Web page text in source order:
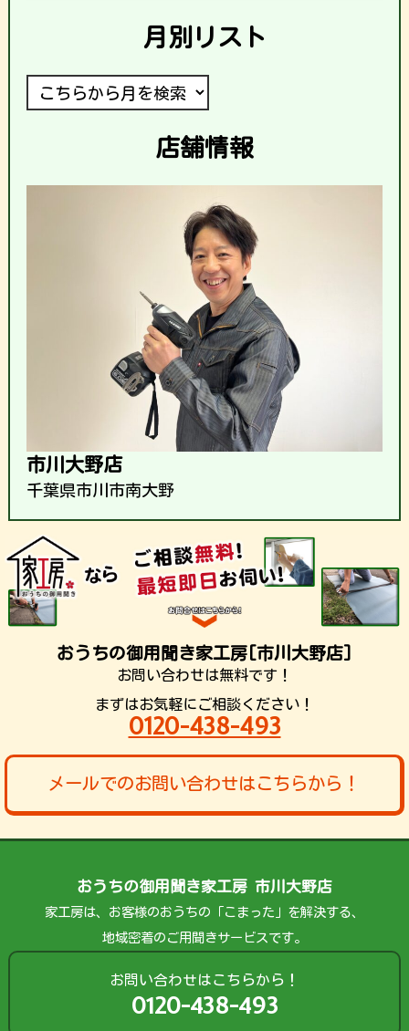
月別リスト
店舗情報
市川大野店
千葉県市川市南大野
おうちの御用聞き家工房[市川大野店]
お問い合わせは無料です！
まずはお気軽にご相談ください！
0120-438-493
メールでのお問い合わせはこちらから！
おうちの御用聞き家工房 市川大野店
家工房は、お客様のおうちの「こまった」を解決する、
地域密着のご用聞きサービスです。
お問い合わせはこちらから！
0120-438-493